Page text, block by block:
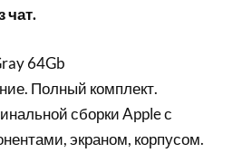
чат.
64Gb
Полный комплект.
сборки Apple с
экраном, корпусом.